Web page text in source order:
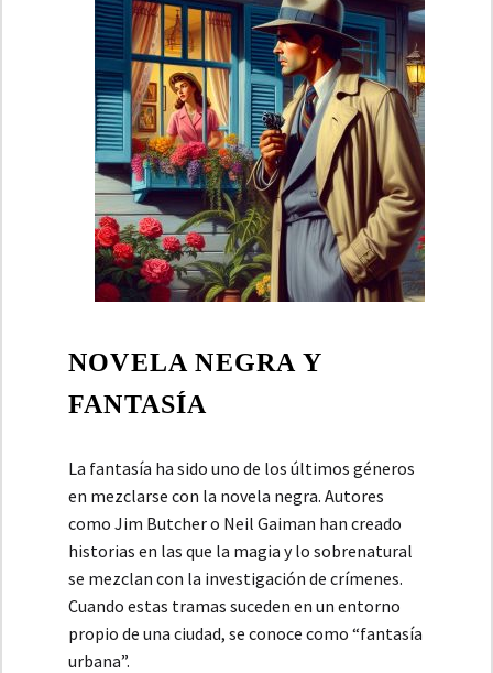
NOVELA NEGRA Y
FANTASÍA
La fantasía ha sido uno de los últimos géneros
en mezclarse con la novela negra. Autores
como Jim Butcher o Neil Gaiman han creado
historias en las que la magia y lo sobrenatural
se mezclan con la investigación de crímenes.
Cuando estas tramas suceden en un entorno
propio de una ciudad, se conoce como “fantasía
urbana”.